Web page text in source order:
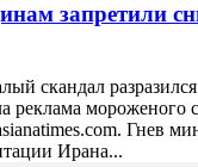
запретили
скандал
реклама мороженого
Гнев
Ирана...